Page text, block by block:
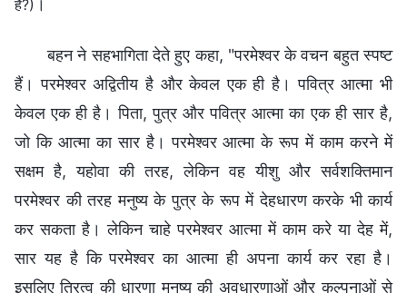
है?)
बहन ने सहभागिता देते हुए कहा, "परमेश्वर के वचन बहुत स्पष्ट
हैं। परमेश्वर अद्वितीय है और केवल एक ही है। पवित्र आत्मा भी
केवल एक ही है। पिता, पुत्र और पवित्र आत्मा का एक ही सार है,
जो कि आत्मा का सार है। परमेश्वर आत्मा के रूप में काम करने में
सक्षम है, यहोवा की तरह, लेकिन वह यीशु और सर्वशक्तिमान
परमेश्वर की तरह मनुष्य के पुत्र के रूप में देहधारण करके भी कार्य
कर सकता है। लेकिन चाहे परमेश्वर आत्मा में काम करे या देह में,
सार यह है कि परमेश्वर का आत्मा ही अपना कार्य कर रहा है।
इसलिए त्रित्व की धारणा मनुष्य की अवधारणाओं और कल्पनाओं से